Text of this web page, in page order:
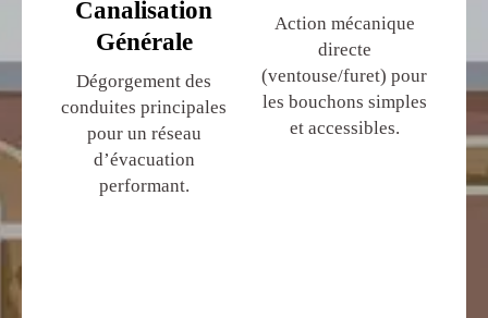
Canalisation
Générale
Dégorgement des
conduites principales
pour un réseau
d’évacuation
performant.
Action mécanique
directe
(ventouse/furet) pour
les bouchons simples
et accessibles.